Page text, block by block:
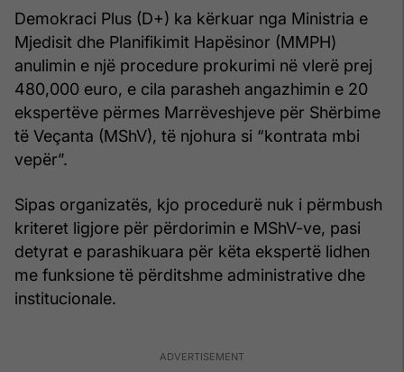
Demokraci Plus (D+) ka kërkuar nga Ministria e
Mjedisit dhe Planifikimit Hapësinor (MMPH)
anulimin e një procedure prokurimi në vlerë prej
480,000 euro, e cila parasheh angazhimin e 20
ekspertëve përmes Marrëveshjeve për Shërbime
të Veçanta (MShV), të njohura si “kontrata mbi
vepër”.
Sipas organizatës, kjo procedurë nuk i përmbush
kriteret ligjore për përdorimin e MShV-ve, pasi
detyrat e parashikuara për këta ekspertë lidhen
me funksione të përditshme administrative dhe
institucionale.